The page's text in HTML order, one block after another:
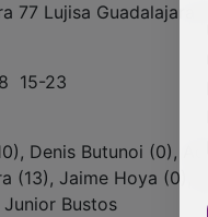
77 Lujisa Guadalajara
15-23
Denis Butunoi (0),
(13), Jaime Hoya (0),
Bustos